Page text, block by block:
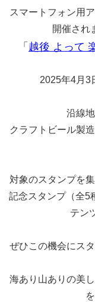
スマートフォン用
開催され
「 越後 よって
2025年4月
沿線
クラフトビール製
対象のスタンプを
記念スタンプ（全5
テン
ぜひこの機会にス
海あり山ありの美